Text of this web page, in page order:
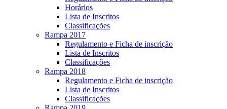
Horários
Lista de Inscritos
Classificações
Rampa 2017
Regulamento e Ficha de inscrição
Lista de Inscritos
Classificações
Rampa 2018
Regulamento e Ficha de inscrição
Lista de Inscritos
Classificações